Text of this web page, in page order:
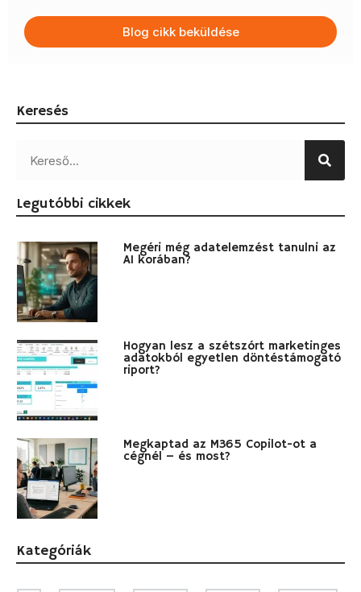
Blog cikk beküldése
Keresés
Legutóbbi cikkek
Megéri még adatelemzést tanulni az
AI korában?
Hogyan lesz a szétszórt marketinges
adatokból egyetlen döntéstámogató
riport?
Megkaptad az M365 Copilot-ot a
cégnél – és most?
Kategóriák